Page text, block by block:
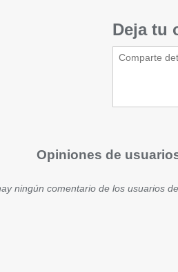
Deja tu
Opiniones de
ningún comentario de los usuarios